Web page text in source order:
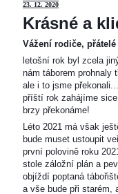
23. 12. 2020
Krásné a
Vážení rodiče, přátelé
letošní rok byl zcela
nám táborem prohnaly
ale i to jsme
příští rok zahájíme
brzy překonáme!
Léto 2021 má však
bude muset ustoupit
první polovině roku
stole záložní plán a
objíždí poptaná
a vše bude při starém,